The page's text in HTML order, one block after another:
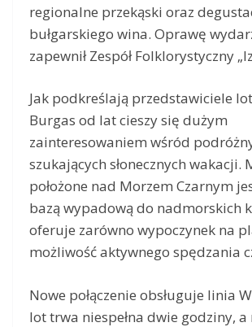
regionalne przekąski oraz
bułgarskiego wina. Oprawę
zapewnił Zespół Folklorystyczny
Jak podkreślają przedstawiciele
Burgas od lat cieszy się dużym
zainteresowaniem wśród
szukających słonecznych wakacji.
położone nad Morzem Czarnym
bazą wypadową do nadmorskich
oferuje zarówno wypoczynek na
możliwość aktywnego spędzania
Nowe połączenie obsługuje linia
lot trwa niespełna dwie godziny,